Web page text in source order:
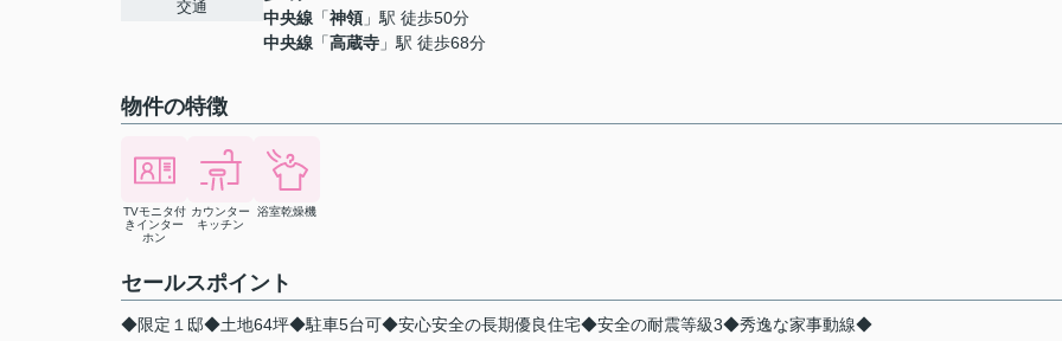
交通
中央線 「神領」駅 徒歩50分
中央線 「高蔵寺 」駅 徒歩68分
物件の特徴
TVモニタ付
きインター
ホン
カウンター
キッチン
浴室乾燥機
セールスポイント
◆限定１邸◆土地64坪◆駐車5台可◆安心安全の長期優良住宅◆安全の耐震等級3◆秀逸な家事動線◆